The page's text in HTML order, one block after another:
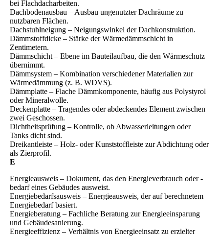
bei Flachdacharbeiten.
Dachbodenausbau – Ausbau ungenutzter Dachräume zu
nutzbaren Flächen.
Dachstuhlneigung – Neigungswinkel der Dachkonstruktion.
Dämmstoffdicke – Stärke der Wärmedämmschicht in
Zentimetern.
Dämmschicht – Ebene im Bauteilaufbau, die den Wärmeschutz
übernimmt.
Dämmsystem – Kombination verschiedener Materialien zur
Wärmedämmung (z. B. WDVS).
Dämmplatte – Flache Dämmkomponente, häufig aus Polystyrol
oder Mineralwolle.
Deckenplatte – Tragendes oder abdeckendes Element zwischen
zwei Geschossen.
Dichtheitsprüfung – Kontrolle, ob Abwasserleitungen oder
Tanks dicht sind.
Dreikantleiste – Holz- oder Kunststoffleiste zur Abdichtung oder
als Zierprofil.
E
Energieausweis – Dokument, das den Energieverbrauch oder -
bedarf eines Gebäudes ausweist.
Energiebedarfsausweis – Energieausweis, der auf berechnetem
Energiebedarf basiert.
Energieberatung – Fachliche Beratung zur Energieeinsparung
und Gebäudesanierung.
Energieeffizienz – Verhältnis von Energieeinsatz zu erzielter